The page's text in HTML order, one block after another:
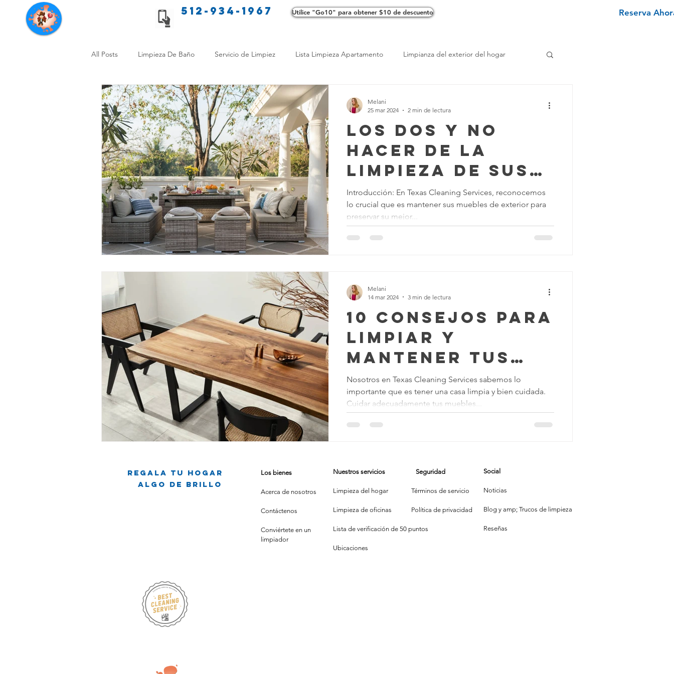
Servicios de limpieza de Texas 512-934-1967 Utilice "Go10" para obtener $10 de descuento Reserva
All Posts Limpieza De Baño Servicio de Limpiez Lista Limpieza Apartamento Limpianza del exterior del hogar
Consejos de limpieza para mascotas Consejos de limpieza ecológica
Limpieza Sin Alergias Beneficios de Profesionales LimpiezaTransformadora Limpieza Mantenimiento Hogar
Comparación Limpieza Hogar Opciones de limpieza Diferencias en Limpieza Truco de Limpieza Texano
Organiza tu Hogar Limpieza y Bienestar Productos de Limpieza Caseros Consejos para Eliminar Manchas
Viviendo en un apartamento Limpieza de Alfombras Texas Cleaning Services
Mitos de Limpieza Consejos de Limpieza Estacionales Limpieza Eco Limpieza Después de la Construcción
Servicios regulares de limpieza Consejos de limpieza de oficina Limpiar y COVID-19
Los Dos y No
Hacer de la
Limpieza de sus
Muebles de
Exterior
Introducción: En Texas Cleaning Services, reconocemos
lo crucial que es mantener sus muebles de exterior para
preservar su mejor...
Melani
25 mar 2024
2 min de lectura
10 Consejos para
Limpiar y
Mantener tus
Muebles de
Madera
Nosotros en Texas Cleaning Services sabemos lo
importante que es tener una casa limpia y bien cuidada.
Cuidar adecuadamente tus muebles...
Melani
14 mar 2024
3 min de lectura
Regala tu hogar
Algo de brillo
Los bienes
Acerca de nosotros
Contáctenos
Conviértete en un
limpiador
Nuestros servicios
Limpieza del hogar
Limpieza de oficinas
Lista de verificación de 50 puntos
Ubicaciones
Seguridad
Términos de servicio
Política de privacidad
Social
Noticias
Blog y amp; Trucos de limpieza
Reseñas